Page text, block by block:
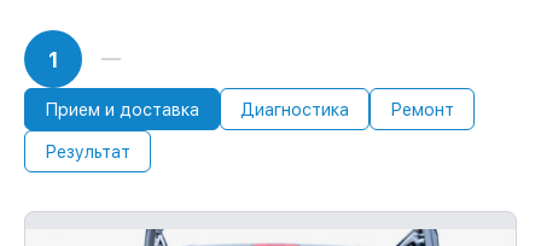
1
Прием и доставка Диагностика Ремонт
Результат